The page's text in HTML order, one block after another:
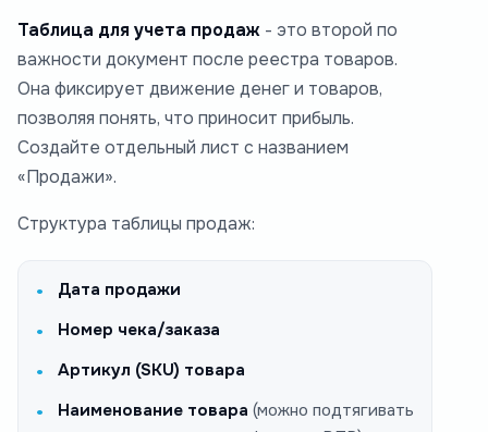
Таблица для учета продаж - это второй по
важности документ после реестра товаров.
Она фиксирует движение денег и товаров,
позволяя понять, что приносит прибыль.
Создайте отдельный лист с названием
«Продажи».
Структура таблицы продаж:
Дата продажи
Номер чека/заказа
Артикул (SKU) товара
Наименование товара (можно подтягивать